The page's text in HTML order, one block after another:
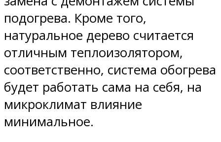
подогрева. Кроме того,
натуральное дерево считается
отличным теплоизолятором,
соответственно, система обогрева
будет работать сама на себя, на
микроклимат влияние
минимальное.